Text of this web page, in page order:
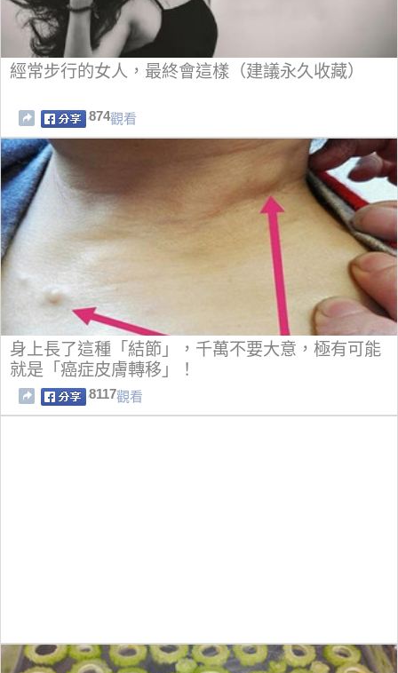
經常步行的女人，最終會這樣（建議永久收藏）
874觀看
身上長了這種「結節」，千萬不要大意，極有可能
就是「癌症皮膚轉移」！
8117觀看